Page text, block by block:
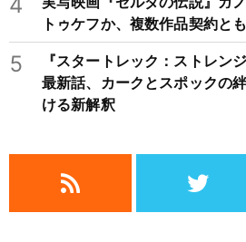
トゥケフか、複数作品契約と
5
『スタートレック：ストレン
最新話、カークとスポックの
ける新解釈